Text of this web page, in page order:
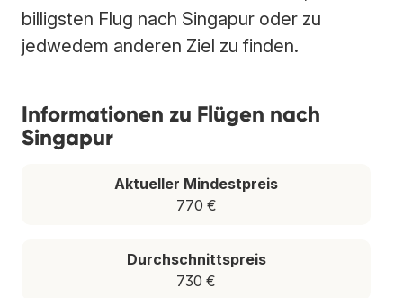
billigsten Flug nach Singapur oder zu
jedwedem anderen Ziel zu finden.
Informationen zu Flügen nach
Singapur
Aktueller Mindestpreis
770 €
Durchschnittspreis
730 €